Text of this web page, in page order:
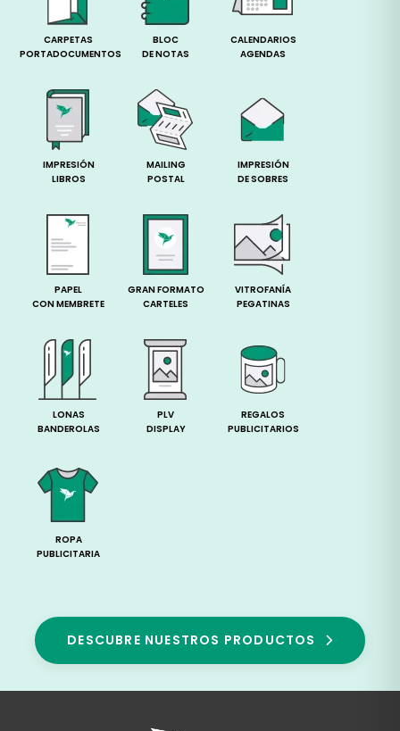
CARPETAS
PORTADOCUMENTOS
BLOC
DE NOTAS
CALENDARIOS
AGENDAS
IMPRESIÓN
LIBROS
MAILING
POSTAL
IMPRESIÓN
DE SOBRES
PAPEL
CON MEMBRETE
GRAN FORMATO
CARTELES
VITROFANÍA
PEGATINAS
LONAS
BANDEROLAS
PLV
DISPLAY
REGALOS
PUBLICITARIOS
ROPA
PUBLICITARIA
DESCUBRE NUESTROS PRODUCTOS